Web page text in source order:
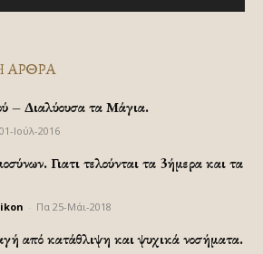
ΑΡΘΡΑ
– Διαλύουσα τα Μάγια.
Ιούλ-2016
Γιατι τελούνται τα 3ήμερα και τα
Πα 25-Μάι-2018
από κατάθλιψη και ψυχικά νοσήματα.